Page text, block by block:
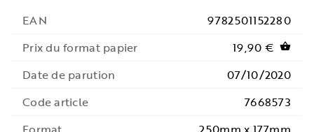
EAN
9782501152280
Prix du format papier
19,90 € shopping_basket
Date de parution
07/10/2020
Code article
7668573